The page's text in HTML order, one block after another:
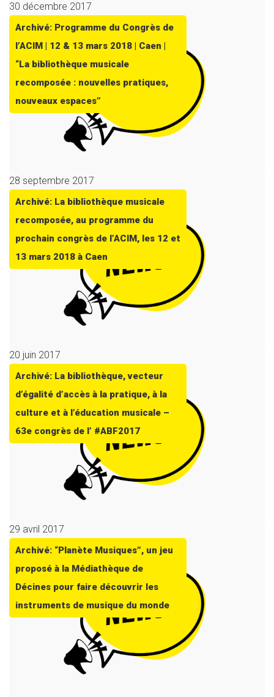
30 décembre 2017
Archivé: Programme du Congrès de
l’ACIM | 12 & 13 mars 2018 | Caen |
“La bibliothèque musicale
recomposée : nouvelles pratiques,
nouveaux espaces”
28 septembre 2017
Archivé: La bibliothèque musicale
recomposée, au programme du
prochain congrès de l’ACIM, les 12 et
13 mars 2018 à Caen
20 juin 2017
Archivé: La bibliothèque, vecteur
d’égalité d’accès à la pratique, à la
culture et à l’éducation musicale –
63e congrès de l’ #ABF2017
29 avril 2017
Archivé: “Planète Musiques”, un jeu
proposé à la Médiathèque de
Décines pour faire découvrir les
instruments de musique du monde